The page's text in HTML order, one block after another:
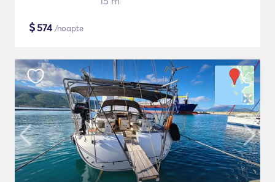
$574/noapte